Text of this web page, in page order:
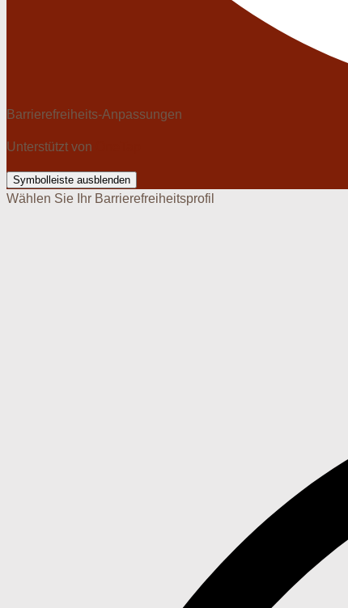
Barrierefreiheits-Anpassungen
Unterstützt von
Symbolleiste ausblenden
Wählen Sie Ihr Barrierefreiheitsprofil